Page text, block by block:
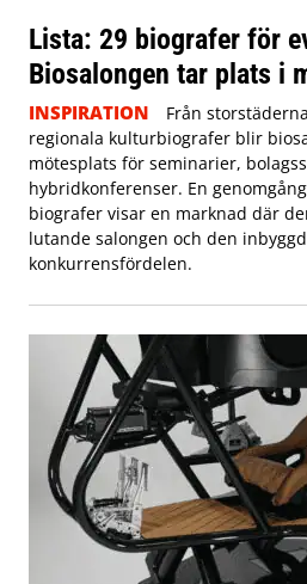
Lista: 29 biografer för
Biosalongen tar plats i
INSPIRATION
Från
regionala kulturbiografer blir
mötesplats för seminarier,
hybridkonferenser. En
biografer visar en marknad där
lutande salongen och den
konkurrensfördelen.